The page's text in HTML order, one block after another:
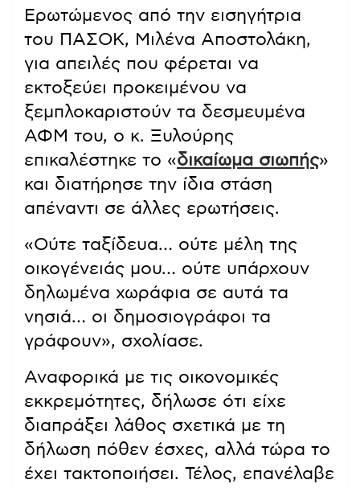
Ερωτώμενος από την εισηγήτρια
του ΠΑΣΟΚ, Μιλένα Αποστολάκη,
για απειλές που φέρεται να
εκτοξεύει προκειμένου να
ξεμπλοκαριστούν τα δεσμευμένα
ΑΦΜ του, ο κ. Ξυλούρης
επικαλέστηκε το «δικαίωμα σιωπής»
και διατήρησε την ίδια στάση
απέναντι σε άλλες ερωτήσεις.
«Ούτε ταξίδευα… ούτε μέλη της
οικογένειάς μου… ούτε υπάρχουν
δηλωμένα χωράφια σε αυτά τα
νησιά… οι δημοσιογράφοι τα
γράφουν», σχολίασε.
Αναφορικά με τις οικονομικές
εκκρεμότητες, δήλωσε ότι είχε
διαπράξει λάθος σχετικά με τη
δήλωση πόθεν έσχες, αλλά τώρα το
έχει τακτοποιήσει. Τέλος, επανέλαβε